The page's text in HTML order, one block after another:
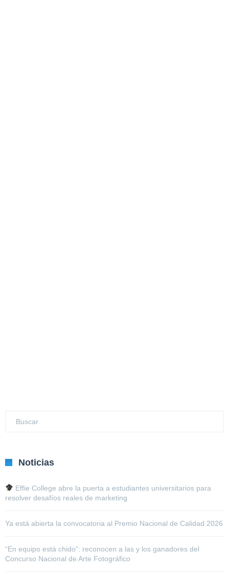
Noticias
Effie College abre la puerta a estudiantes universitarios para
resolver desafíos reales de marketing
Ya está abierta la convocatoria al Premio Nacional de Calidad 2026
“En equipo está chido”: reconocen a las y los ganadores del
Concurso Nacional de Arte Fotográfico